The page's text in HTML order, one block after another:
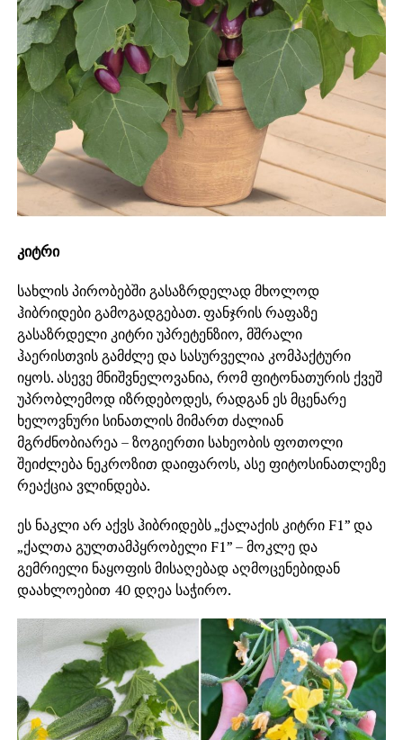
კიტრი
სახლის პირობებში გასაზრდელად მხოლოდ
ჰიბრიდები გამოგადგებათ. ფანჯრის რაფაზე
გასაზრდელი კიტრი უპრეტენზიო, მშრალი
ჰაერისთვის გამძლე და სასურველია კომპაქტური
იყოს. ასევე მნიშვნელოვანია, რომ ფიტონათურის ქვეშ
უპრობლემოდ იზრდებოდეს, რადგან ეს მცენარე
ხელოვნური სინათლის მიმართ ძალიან
მგრძნობიარეა – ზოგიერთი სახეობის ფოთოლი
შეიძლება ნეკროზით დაიფაროს, ასე ფიტოსინათლეზე
რეაქცია ვლინდება.
ეს ნაკლი არ აქვს ჰიბრიდებს „ქალაქის კიტრი F1” და
„ქალთა გულთამპყრობელი F1” – მოკლე და
გემრიელი ნაყოფის მისაღებად აღმოცენებიდან
დაახლოებით 40 დღეა საჭირო.